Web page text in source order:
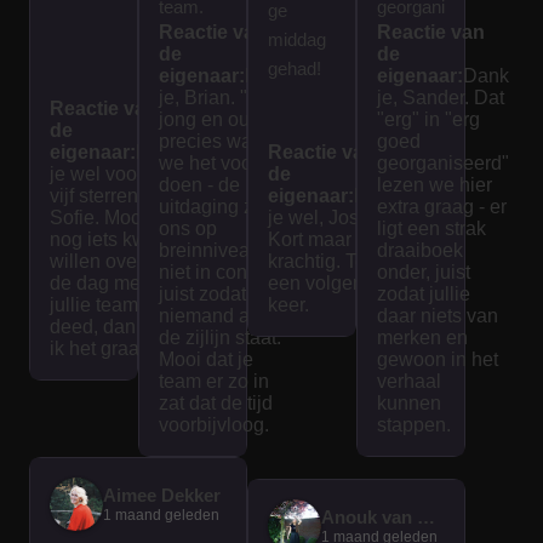
Reactie van
de
eigenaar:
Dank
je wel voor de
vijf sterren,
Sofie. Mocht je
nog iets kwijt
willen over wat
de dag met
jullie team
deed, dan lees
ik het graag.
team.
Spanne
nd en
interess
ant voor
jong en
oud! Het
spel
was
goed
uitgedac
ht en
interacti
ef. De
tijd vliegt
bezig
Reactie van
de
eigenaar:
Dank
je, Brian. "Voor
jong en oud" is
precies waar
we het voor
doen - de
uitdaging zit bij
ons op
breinniveau en
niet in conditie,
juist zodat
niemand aan
de zijlijn staat.
Mooi dat je
team er zo in
zat dat de tijd
voorbijvloog.
ge
middag
gehad!
Reactie van
de
eigenaar:
Dank
je wel, Jose.
Kort maar
krachtig. Tot
een volgende
keer.
georgani
seerd.
We
hebben
een
mooie
dag
gehad.
Reactie van
de
eigenaar: Dank
je, Sander. Dat
"erg" in "erg
goed
georganiseerd"
lezen we hier
extra graag - er
ligt een strak
draaiboek
onder, juist
zodat jullie
daar niets van
merken en
gewoon in het
verhaal
kunnen
stappen.
Aimee Dekker
1 maand geleden Anouk van der Graaf
1 maand geleden